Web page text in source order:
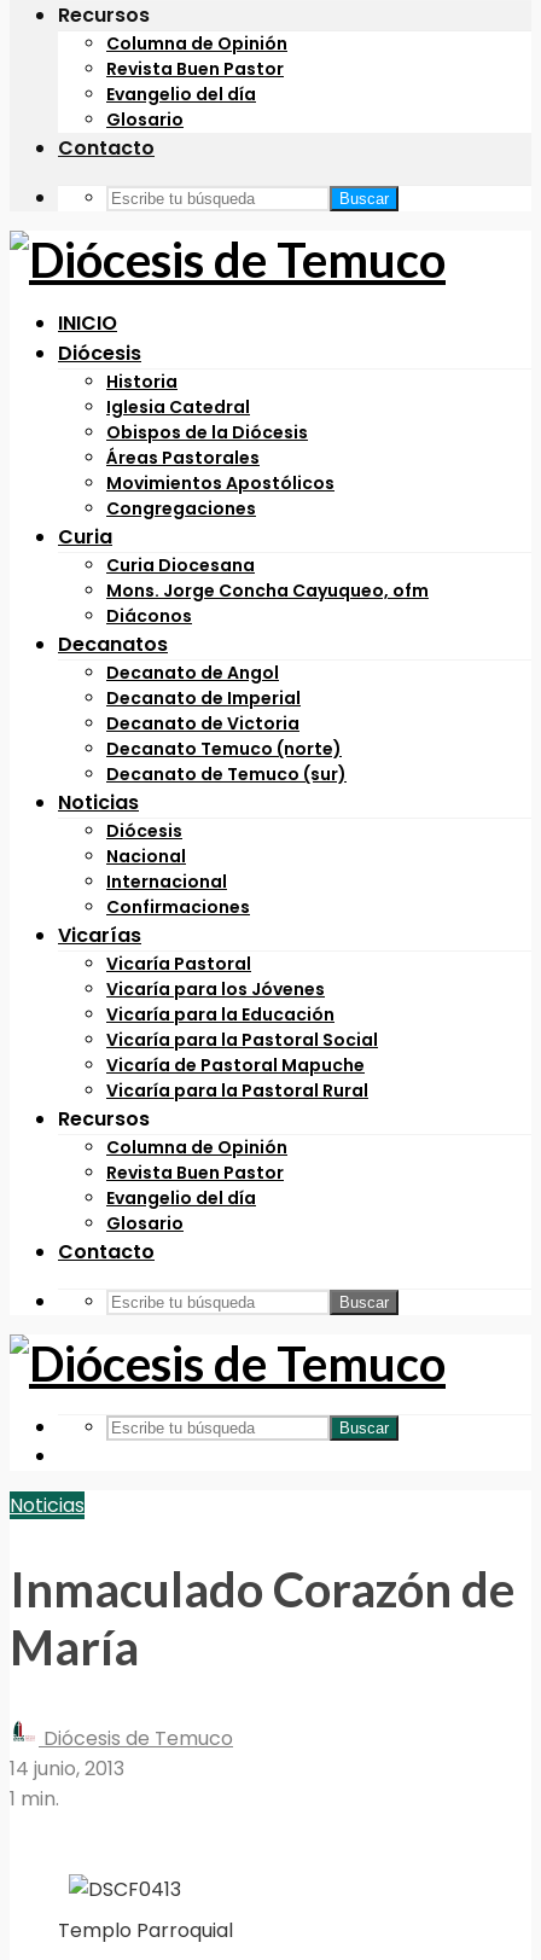
Recursos
Columna de Opinión
Revista Buen Pastor
Evangelio del día
Glosario
Contacto
Buscar
INICIO
Diócesis
Historia
Iglesia Catedral
Obispos de la Diócesis
Áreas Pastorales
Movimientos Apostólicos
Congregaciones
Curia
Curia Diocesana
Mons. Jorge Concha Cayuqueo, ofm
Diáconos
Decanatos
Decanato de Angol
Decanato de Imperial
Decanato de Victoria
Decanato Temuco (norte)
Decanato de Temuco (sur)
Noticias
Diócesis
Nacional
Internacional
Confirmaciones
Vicarías
Vicaría Pastoral
Vicaría para los Jóvenes
Vicaría para la Educación
Vicaría para la Pastoral Social
Vicaría de Pastoral Mapuche
Vicaría para la Pastoral Rural
Recursos
Columna de Opinión
Revista Buen Pastor
Evangelio del día
Glosario
Contacto
Buscar
Buscar
Noticias
Inmaculado Corazón de
María
Diócesis de Temuco
14 junio, 2013
1 min.
Templo Parroquial